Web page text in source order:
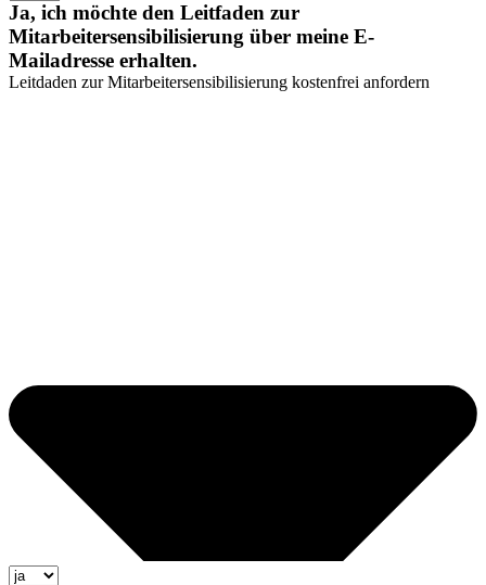
Ja, ich möchte den Leitfaden zur
Mitarbeitersensibilisierung über meine E-
Mailadresse erhalten.
Leitdaden zur Mitarbeitersensibilisierung kostenfrei anfordern